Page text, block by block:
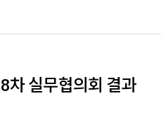
차 실무협의회 결과